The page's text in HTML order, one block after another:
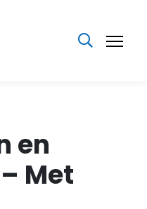
en
Met